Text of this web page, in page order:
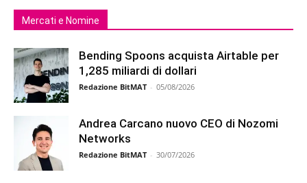
Mercati e Nomine
Bending Spoons acquista Airtable per
1,285 miliardi di dollari
Redazione BitMAT - 05/08/2026
Andrea Carcano nuovo CEO di Nozomi
Networks
Redazione BitMAT - 30/07/2026